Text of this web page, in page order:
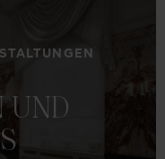
UND